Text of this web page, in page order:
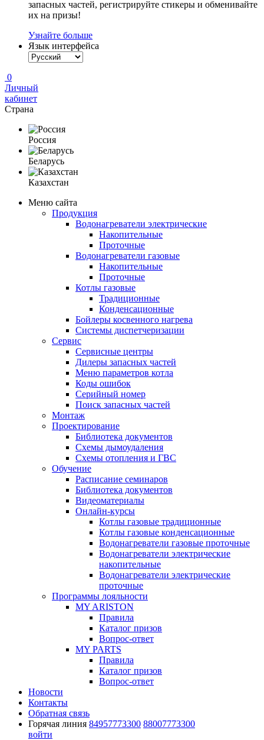
запасных частей, регистрируйте стикеры и обменивайте
их на призы!
Узнайте больше
Язык интерфейса
0
Личный
кабинет
Страна
Россия
Беларусь
Казахстан
Меню сайта
Продукция
Водонагреватели электрические
Накопительные
Проточные
Водонагреватели газовые
Накопительные
Проточные
Котлы газовые
Традиционные
Конденсационные
Бойлеры косвенного нагрева
Системы диспетчеризации
Сервис
Сервисные центры
Дилеры запасных частей
Меню параметров котла
Коды ошибок
Серийный номер
Поиск запасных частей
Монтаж
Проектирование
Библиотека документов
Схемы дымоудаления
Схемы отопления и ГВС
Обучение
Расписание семинаров
Библиотека документов
Видеоматериалы
Онлайн-курсы
Котлы газовые традиционные
Котлы газовые конденсационные
Водонагреватели газовые проточные
Водонагреватели электрические
накопительные
Водонагреватели электрические
проточные
Программы лояльности
MY ARISTON
Правила
Каталог призов
Вопрос-ответ
MY PARTS
Правила
Каталог призов
Вопрос-ответ
Новости
Контакты
Обратная связь
Горячая линия 84957773300 88007773300
войти